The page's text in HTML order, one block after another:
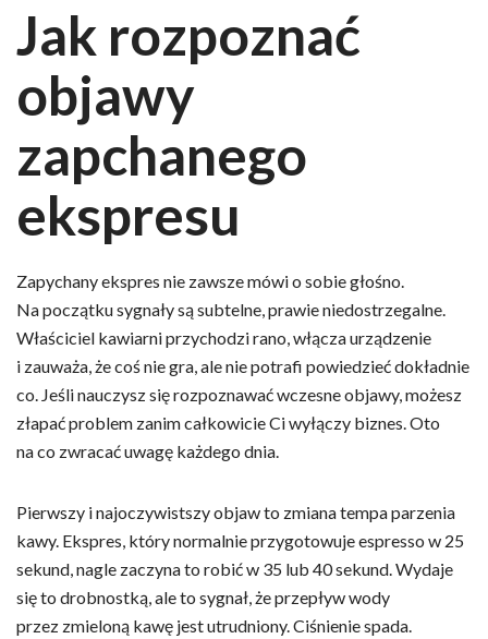
Jak rozpoznać
objawy
zapchanego
ekspresu
Zapychany ekspres nie zawsze mówi o sobie głośno.
Na początku sygnały są subtelne, prawie niedostrzegalne.
Właściciel kawiarni przychodzi rano, włącza urządzenie
i zauważa, że coś nie gra, ale nie potrafi powiedzieć dokładnie
co. Jeśli nauczysz się rozpoznawać wczesne objawy, możesz
złapać problem zanim całkowicie Ci wyłączy biznes. Oto
na co zwracać uwagę każdego dnia.
Pierwszy i najoczywistszy objaw to zmiana tempa parzenia
kawy. Ekspres, który normalnie przygotowuje espresso w 25
sekund, nagle zaczyna to robić w 35 lub 40 sekund. Wydaje
się to drobnostką, ale to sygnał, że przepływ wody
przez zmieloną kawę jest utrudniony. Ciśnienie spada.